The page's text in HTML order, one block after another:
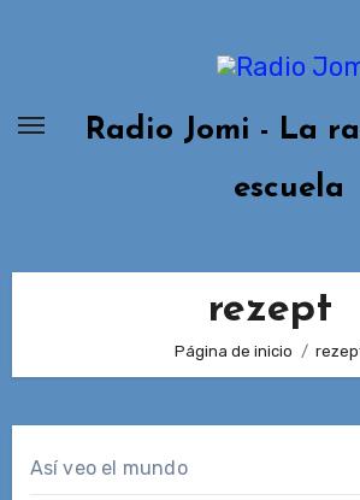
Radio Jomi - La
escuela
rezept
Página de inicio
Así veo el mundo